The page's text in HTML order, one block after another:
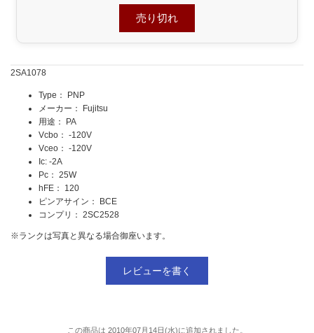
売り切れ
2SA1078
Type： PNP
メーカー： Fujitsu
用途： PA
Vcbo： -120V
Vceo： -120V
Ic: -2A
Pc： 25W
hFE： 120
ピンアサイン： BCE
コンプリ： 2SC2528
※ランクは写真と異なる場合御座います。
レビューを書く
この商品は 2010年07月14日(水)に追加されました。